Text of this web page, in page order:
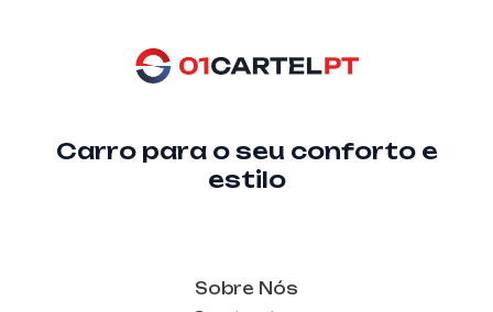
Carro para o seu conforto e
estilo
Sobre Nós